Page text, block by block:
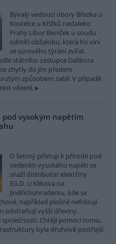
Bývalý vedoucí obory Březka u
Kostelce u Křížků nedaleko
Prahy Libor Beníček u soudu
odmítl obžalobu, která ho viní
ze surového týrání zvířat.
státního zástupce Dalibora
chytly do jím předem
způsobem zabil. V případě
vězení.
pod vysokým napětím
O šetrný přístup k přírodě pod
vedením vysokého napětí se
snaží distributor elektřiny
EG.D. U Klikova na
Jindřichohradecku, kde se
například plošně nefrézují
odstraňují vyšší dřeviny.
Chtějí pomoci tomu,
byla druhově pestřejší